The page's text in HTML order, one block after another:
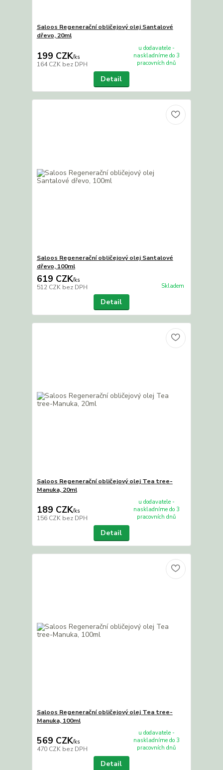
Saloos Regenerační obličejový olej Santalové
dřevo, 20ml
199 CZK/ks
164 CZK bez DPH
u dodavatele -
naskladníme do 3
pracovních dnů
Detail
Saloos Regenerační obličejový olej Santalové
dřevo, 100ml
619 CZK/ks
512 CZK bez DPH Skladem
Detail
Saloos Regenerační obličejový olej Tea tree-
Manuka, 20ml
189 CZK/ks
156 CZK bez DPH
u dodavatele -
naskladníme do 3
pracovních dnů
Detail
Saloos Regenerační obličejový olej Tea tree-
Manuka, 100ml
569 CZK/ks
470 CZK bez DPH
u dodavatele -
naskladníme do 3
pracovních dnů
Detail